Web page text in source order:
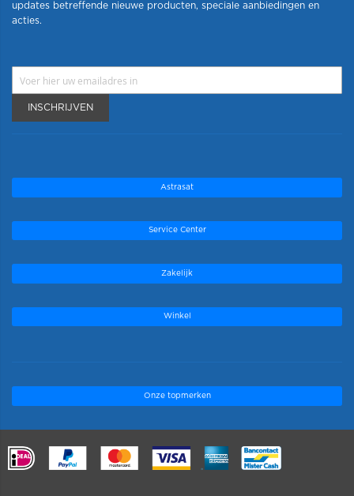
updates betreffende nieuwe producten, speciale aanbiedingen en
acties.
INSCHRIJVEN
Astrasat
Service Center
Zakelijk
Winkel
Onze topmerken
.